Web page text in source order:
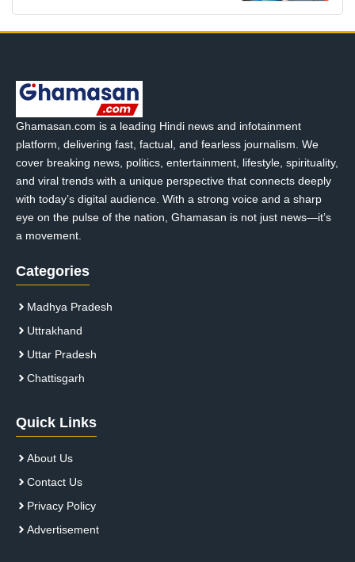
Ghamasan.com is a leading Hindi news and infotainment
platform, delivering fast, factual, and fearless journalism. We
cover breaking news, politics, entertainment, lifestyle, spirituality,
and viral trends with a unique perspective that connects deeply
with today’s digital audience. With a strong voice and a sharp
eye on the pulse of the nation, Ghamasan is not just news—it’s
a movement.
Categories
Madhya Pradesh
Uttrakhand
Uttar Pradesh
Chattisgarh
Quick Links
About Us
Contact Us
Privacy Policy
Advertisement